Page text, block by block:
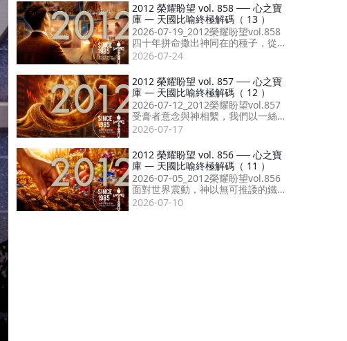
2012 榮耀盼望 vol. 858 ── 心之寶
庫 — 天國比喻終極解碼（ 13 ）
2026-07-19_2012榮耀盼望vol.858
四十年拼命撒出神同在的種子，從
開口讚美到屬靈收割，成就婚約最
2026-07-24
2012 榮耀盼望 vol. 857 ── 心之寶
庫 — 天國比喻終極解碼（ 12 ）
2026-07-12_2012榮耀盼望vol.857
受膏者意念與神相繫，我們以一絲
信心起步，尊重受膏者，便能由性
2026-07-17
2012 榮耀盼望 vol. 856 ── 心之寶
庫 — 天國比喻終極解碼（ 11 ）
2026-07-05_2012榮耀盼望vol.856
面對世界震動，神以無可推諉的鐵
證，確立錫安就是末後醫治萬國的
2026-07-10